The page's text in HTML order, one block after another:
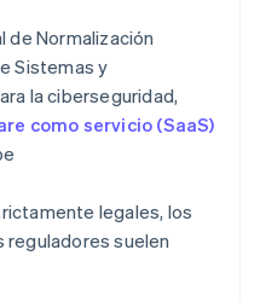
de Normalización
Sistemas y
la ciberseguridad,
como servicio (SaaS)
legales, los
suelen